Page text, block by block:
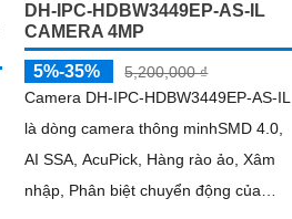
DH-IPC-HDBW3449EP-AS-IL
CAMERA 4MP
5%-35%
5,200,000 ₫
Camera DH-IPC-HDBW3449EP-AS-IL
là dòng camera thông minhSMD 4.0,
AI SSA, AcuPick, Hàng rào ảo, Xâm
nhập, Phân biệt chuyển động của